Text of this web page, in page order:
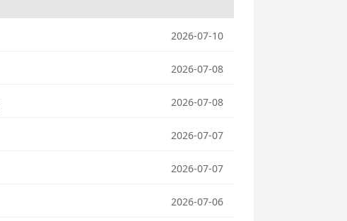
2026-07-10
2026-07-08
2026-07-08
2026-07-07
2026-07-07
2026-07-06